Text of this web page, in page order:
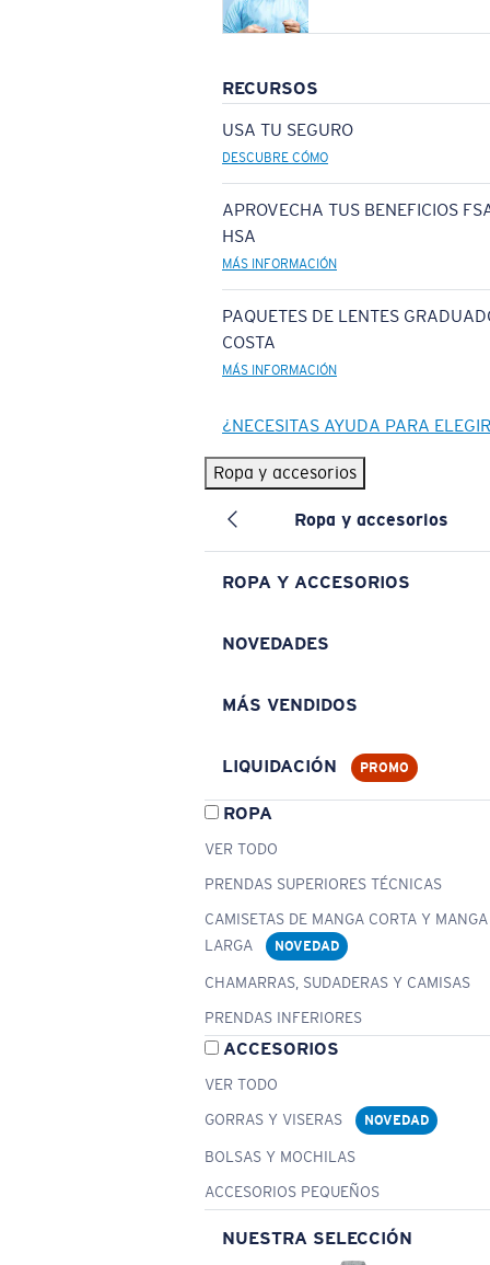
RECURSOS
USA TU SEGURO
DESCUBRE CÓMO
APROVECHA TUS BENEFICIOS
HSA
MÁS INFORMACIÓN
PAQUETES DE LENTES
COSTA
MÁS INFORMACIÓN
¿NECESITAS AYUDA PARA
Ropa y accesorios
Ropa y accesorios
ROPA Y ACCESORIOS
NOVEDADES
MÁS VENDIDOS
LIQUIDACIÓN PROMO
ROPA
VER TODO
PRENDAS SUPERIORES TÉCNICAS
CAMISETAS DE MANGA CORTA Y MANGA
LARGA
NOVEDAD
CHAMARRAS, SUDADERAS Y CAMISAS
PRENDAS INFERIORES
ACCESORIOS
VER TODO
GORRAS Y VISERAS
NOVEDAD
BOLSAS Y MOCHILAS
ACCESORIOS PEQUEÑOS
NUESTRA SELECCIÓN